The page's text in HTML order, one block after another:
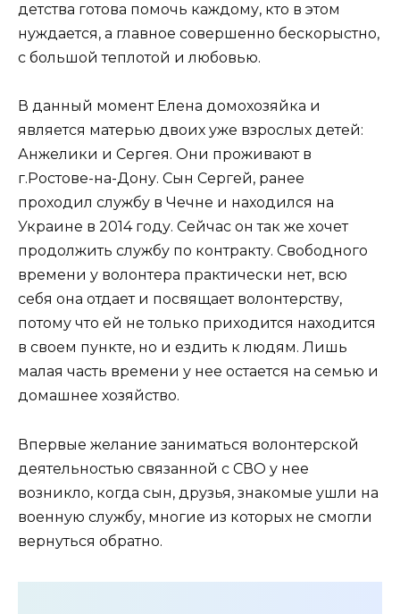
детства готова помочь каждому, кто в этом
нуждается, а главное совершенно бескорыстно,
с большой теплотой и любовью.
В данный момент Елена домохозяйка и
является матерью двоих уже взрослых детей:
Анжелики и Сергея. Они проживают в
г.Ростове-на-Дону. Сын Сергей, ранее
проходил службу в Чечне и находился на
Украине в 2014 году. Сейчас он так же хочет
продолжить службу по контракту. Свободного
времени у волонтера практически нет, всю
себя она отдает и посвящает волонтерству,
потому что ей не только приходится находится
в своем пункте, но и ездить к людям. Лишь
малая часть времени у нее остается на семью и
домашнее хозяйство.
Впервые желание заниматься волонтерской
деятельностью связанной с СВО у нее
возникло, когда сын, друзья, знакомые ушли на
военную службу, многие из которых не смогли
вернуться обратно.